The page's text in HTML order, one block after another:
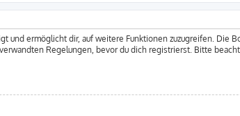
und ermöglicht dir, auf weitere Funktionen zuzugreifen. Die
Regelungen, bevor du dich registrierst. Bitte